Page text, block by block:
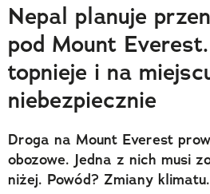
Trendbook Podróżniczy
Polecane
Nepal planuje
pod Mount
topnieje i na
niebezpiecznie
Droga na Mount Everest
obozowe. Jedna z nich musi
niżej. Powód? Zmiany klimatu.